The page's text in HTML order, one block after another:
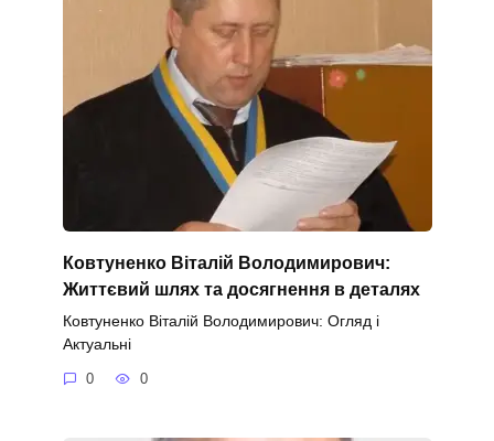
Ковтуненко Віталій Володимирович:
Життєвий шлях та досягнення в деталях
Ковтуненко Віталій Володимирович: Огляд і
Актуальні
0 0